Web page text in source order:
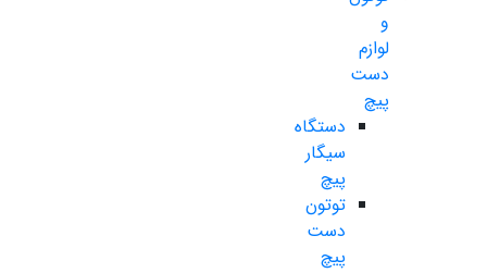
و
لوازم
دست
پیچ
دستگاه
سیگار
پیچ
توتون
دست
پیچ